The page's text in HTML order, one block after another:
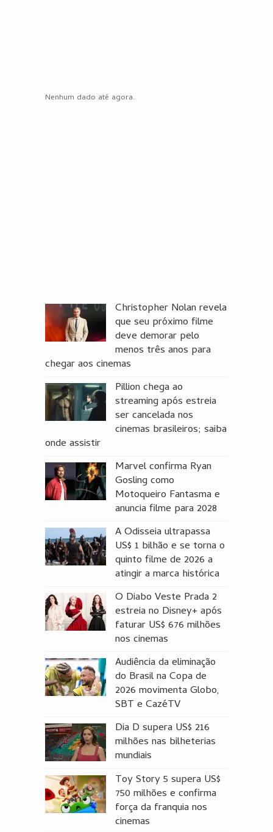
Nenhum dado até agora.
Christopher Nolan revela
que seu próximo filme
deve demorar pelo
menos três anos para
chegar aos cinemas
Pillion chega ao
streaming após estreia
ser cancelada nos
cinemas brasileiros; saiba
onde assistir
Marvel confirma Ryan
Gosling como
Motoqueiro Fantasma e
anuncia filme para 2028
A Odisseia ultrapassa
US$ 1 bilhão e se torna o
quinto filme de 2026 a
atingir a marca histórica
O Diabo Veste Prada 2
estreia no Disney+ após
faturar US$ 676 milhões
nos cinemas
Audiência da eliminação
do Brasil na Copa de
2026 movimenta Globo,
SBT e CazéTV
Dia D supera US$ 216
milhões nas bilheterias
mundiais
Toy Story 5 supera US$
750 milhões e confirma
força da franquia nos
cinemas